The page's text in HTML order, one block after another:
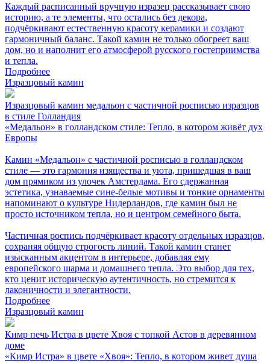
Каждый расписанный вручную изразец рассказывает свою
историю, а те элементы, что остались без декора,
подчёркивают естественную красоту керамики и создают
гармоничный баланс. Такой камин не только обогреет ваш
дом, но и наполнит его атмосферой русского гостеприимства
и тепла.
Подробнее
Изразцовый камин
Изразцовый камин медальон с частичной росписью изразцов
в стиле Голландия
«Медальон» в голландском стиле: Тепло, в котором живёт дух
Европы
Камин «Медальон» с частичной росписью в голландском
стиле — это гармония изящества и уюта, пришедшая в ваш
дом прямиком из улочек Амстердама. Его сдержанная
эстетика, узнаваемые сине-белые мотивы и тонкие орнаменты
напоминают о культуре Нидерландов, где камин был не
просто источником тепла, но и центром семейного быта.
Частичная роспись подчёркивает красоту отдельных изразцов,
сохраняя общую строгость линий. Такой камин станет
изысканным акцентом в интерьере, добавляя ему
европейского шарма и домашнего тепла. Это выбор для тех,
кто ценит историческую аутентичность, но стремится к
лаконичности и элегантности.
Подробнее
Изразцовый камин
Кимр печь Истра в цвете Хвоя с топкой Астов в деревянном
доме
«Кимр Истра» в цвете «Хвоя»: Тепло, в котором живет душа